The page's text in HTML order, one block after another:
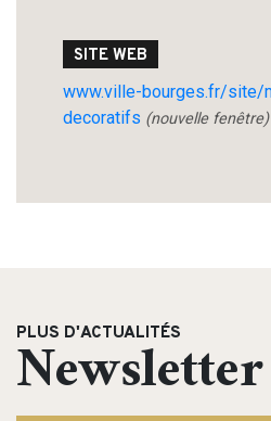
SITE WEB
www.ville-bourges.fr/site/
decoratifs (nouvelle fenêtre)
PLUS D'ACTUALITÉS
Newsletter